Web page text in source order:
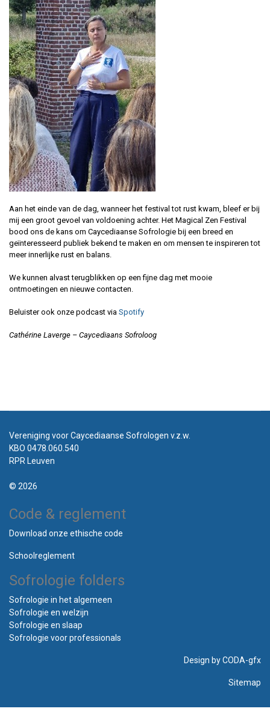
Aan het einde van de dag, wanneer het festival tot rust kwam, bleef er bij
mij een groot gevoel van voldoening achter. Het Magical Zen Festival
bood ons de kans om Caycediaanse Sofrologie bij een breed en
geïnteresseerd publiek bekend te maken en om mensen te inspireren tot
meer innerlijke rust en balans.
We kunnen alvast terugblikken op een fijne dag met mooie
ontmoetingen en nieuwe contacten.
Beluister ook onze podcast via Spotify
Cathérine Laverge – Caycediaans Sofroloog
Vereniging voor Caycediaanse Sofrologen v.z.w.
KBO 0478.060.540
RPR Leuven
© 2026
Code & reglement
Download onze ethische code
Schoolreglement
Sofrologie folders
Sofrologie in het algemeen
Sofrologie en welzijn
Sofrologie en slaap
Sofrologie voor professionals
Design byCODA-gfx
Sitemap